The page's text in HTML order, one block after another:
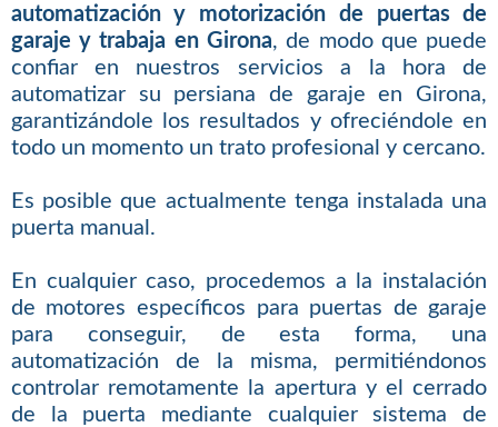
automatización y motorización de puertas de
garaje y trabaja en Girona, de modo que puede
confiar en nuestros servicios a la hora de
automatizar su persiana de garaje en Girona,
garantizándole los resultados y ofreciéndole en
todo un momento un trato profesional y cercano.
Es posible que actualmente tenga instalada una
puerta manual.
En cualquier caso, procedemos a la instalación
de motores específicos para puertas de garaje
para conseguir, de esta forma, una
automatización de la misma, permitiéndonos
controlar remotamente la apertura y el cerrado
de la puerta mediante cualquier sistema de